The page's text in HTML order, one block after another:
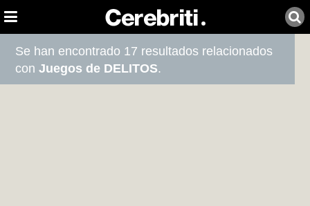
Se han encontrado 17 resultados relacionados
conJuegos de DELITOS.